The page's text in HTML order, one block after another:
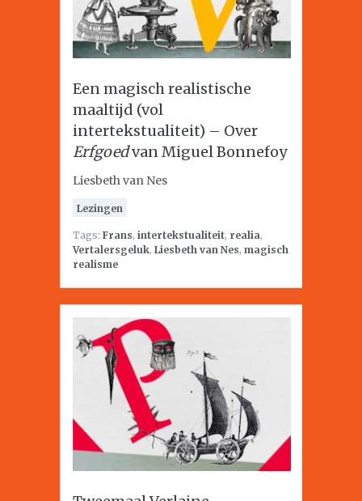
Een magisch realistische
maaltijd (vol
intertekstualiteit) – Over
Erfgoedvan Miguel Bonnefoy
Liesbeth van Nes
Lezingen
Tags: Frans, intertekstualiteit, realia,
Vertalersgeluk, Liesbeth van Nes, magisch
realisme